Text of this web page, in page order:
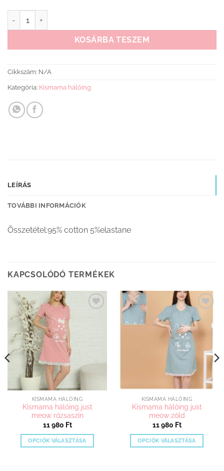
KOSÁRBA TESZEM
Cikkszám: N/A
Kategória: Kismama hálóing
LEÍRÁS
TOVÁBBI INFORMÁCIÓK
Összetétel:95% cotton 5%elastane
KAPCSOLÓDÓ TERMÉKEK
KISMAMA HÁLÓING
Kismama hálóing just
meow rózsaszín
11 980 Ft
OPCIÓK VÁLASZTÁSA
Kedvenceimhez
adom
KISMAMA HÁLÓING
Kismama hálóing just
meow zöld
11 980 Ft
OPCIÓK VÁLASZTÁSA